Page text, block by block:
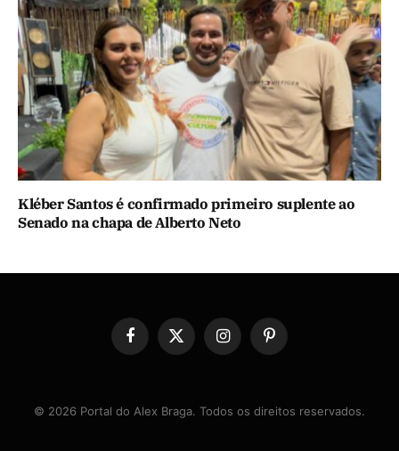
Kléber Santos é confirmado primeiro suplente ao
Senado na chapa de Alberto Neto
Facebook
X
(Twitter)
InstagramPinterest
© 2026 Portal do Alex Braga. Todos os direitos reservados.